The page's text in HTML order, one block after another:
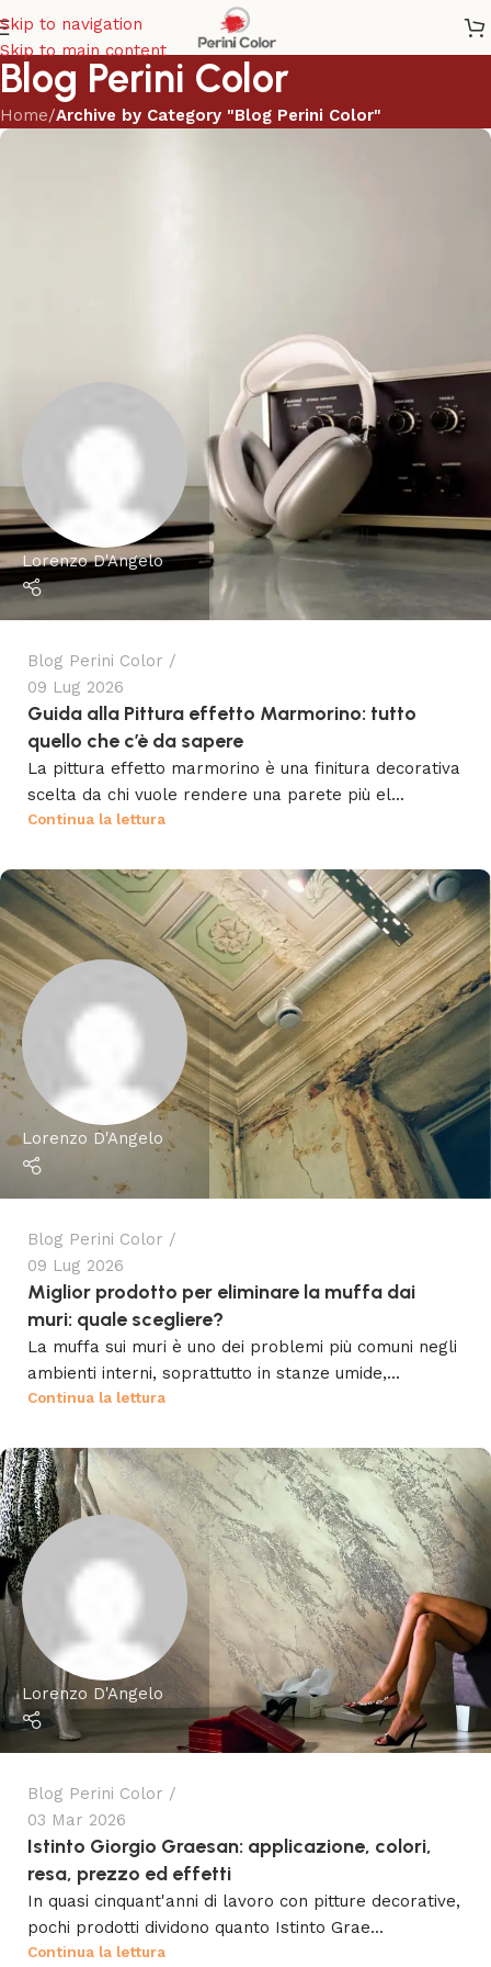
Skip to navigation
Skip to main content
Blog Perini Color
Home/Archive by Category "Blog Perini Color"
Lorenzo D'Angelo
Blog Perini Color
09 Lug 2026
Guida alla Pittura effetto Marmorino: tutto
quello che c’è da sapere
La pittura effetto marmorino è una finitura decorativa
scelta da chi vuole rendere una parete più el...
Continua la lettura
Lorenzo D'Angelo
Blog Perini Color
09 Lug 2026
Miglior prodotto per eliminare la muffa dai
muri: quale scegliere?
La muffa sui muri è uno dei problemi più comuni negli
ambienti interni, soprattutto in stanze umide,...
Continua la lettura
Lorenzo D'Angelo
Blog Perini Color
03 Mar 2026
Istinto Giorgio Graesan: applicazione, colori,
resa, prezzo ed effetti
In quasi cinquant'anni di lavoro con pitture decorative,
pochi prodotti dividono quanto Istinto Grae...
Continua la lettura